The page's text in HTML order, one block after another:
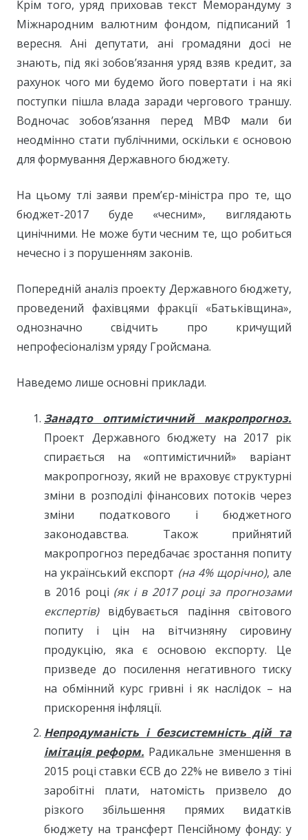
Крім того, уряд приховав текст Меморандуму з
Міжнародним валютним фондом, підписаний 1
вересня. Ані депутати, ані громадяни досі не
знають, під які зобов’язання уряд взяв кредит, за
рахунок чого ми будемо його повертати і на які
поступки пішла влада заради чергового траншу.
Водночас зобов’язання перед МВФ мали би
неодмінно стати публічними, оскільки є основою
для формування Державного бюджету.
На цьому тлі заяви прем’єр-міністра про те, що
бюджет-2017 буде «чесним», виглядають
цинічними. Не може бути чесним те, що робиться
нечесно і з порушенням законів.
Попередній аналіз проекту Державного бюджету,
проведений фахівцями фракції «Батьківщина»,
однозначно свідчить про кричущий
непрофесіоналізм уряду Гройсмана.
Наведемо лише основні приклади.
Занадто оптимістичний макропрогноз.
Проект Державного бюджету на 2017 рік
спирається на «оптимістичний» варіант
макропрогнозу, який не враховує структурні
зміни в розподілі фінансових потоків через
зміни податкового і бюджетного
законодавства. Також прийнятий
макропрогноз передбачає зростання попиту
на український експорт (на 4% щорічно), але
в 2016 році (як і в 2017 році за прогнозами
експертів)відбувається падіння світового
попиту і цін на вітчизняну сировину
продукцію, яка є основою експорту. Це
призведе до посилення негативного тиску
на обмінний курс гривні і як наслідок – на
прискорення інфляції.
Непродуманість і безсистемність дій та
імітація реформ. Радикальне зменшення в
2015 році ставки ЄСВ до 22% не вивело з тіні
заробітні плати, натомість призвело до
різкого збільшення прямих видатків
бюджету на трансферт Пенсійному фонду: у